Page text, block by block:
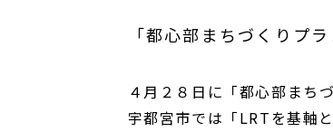
「都心部まちづくりプ
４月２８日に「都心部まち
宇都宮市では「LRTを基軸